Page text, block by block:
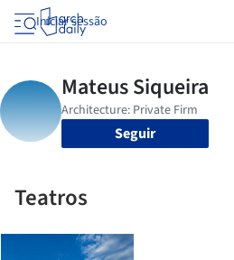
Iniciar sessão
Seguir
Teatros